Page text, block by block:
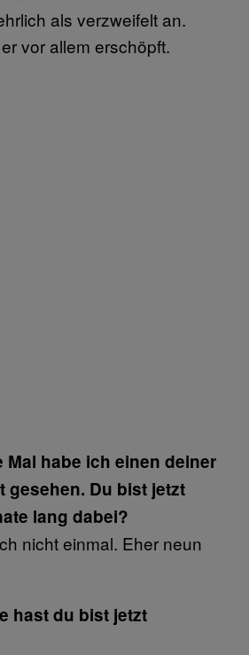
als verzweifelt an.
vor allem erschöpft.
Mal habe ich einen deiner
gesehen. Du bist jetzt
lang dabei?
nicht einmal. Eher neun
hast du bist jetzt